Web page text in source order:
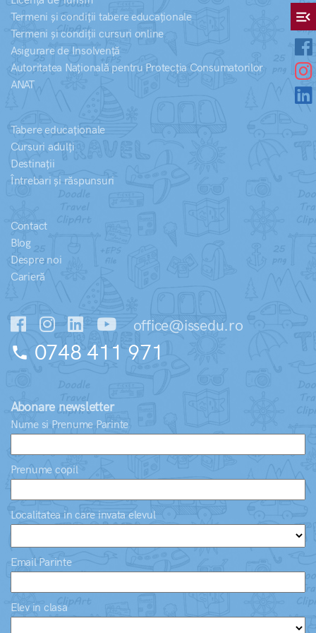
menu_open
Termeni și condiții tabere educaționale
Termeni și condiții cursuri online
Asigurare de Insolvență
Autoritatea Națională pentru Protecția Consumatorilor
ANAT
Tabere educaționale
Cursuri adulți
Destinații
Întrebari și răspunsuri
Contact
Blog
Despre noi
Carieră
office@issedu.ro
phone 0748 411 971
Abonare newsletter
Nume si Prenume Parinte
Prenume copil
Localitatea in care invata elevul
Email Parinte
Elev in clasa